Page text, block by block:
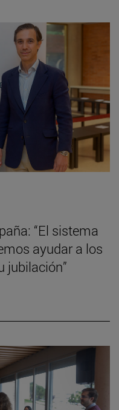
“El sistema
ayudar a los
jubilación”